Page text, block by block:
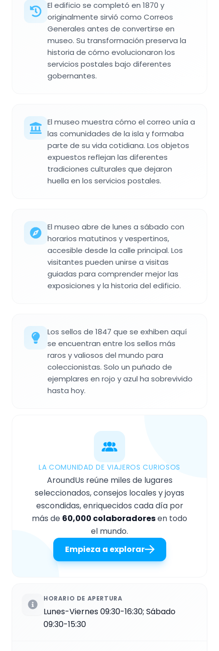
El edificio se completó en 1870 y
originalmente sirvió como Correos
Generales antes de convertirse en
museo. Su transformación preserva la
historia de cómo evolucionaron los
servicios postales bajo diferentes
gobernantes.
El museo muestra cómo el correo unía a
las comunidades de la isla y formaba
parte de su vida cotidiana. Los objetos
expuestos reflejan las diferentes
tradiciones culturales que dejaron
huella en los servicios postales.
El museo abre de lunes a sábado con
horarios matutinos y vespertinos,
accesible desde la calle principal. Los
visitantes pueden unirse a visitas
guiadas para comprender mejor las
exposiciones y la historia del edificio.
Los sellos de 1847 que se exhiben aquí
se encuentran entre los sellos más
raros y valiosos del mundo para
coleccionistas. Solo un puñado de
ejemplares en rojo y azul ha sobrevivido
hasta hoy.
LA COMUNIDAD DE VIAJEROS CURIOSOS
AroundUs reúne miles de lugares
seleccionados, consejos locales y joyas
escondidas, enriquecidos cada día por
más de 60,000 colaboradoresen todo
el mundo.
Empieza a explorar
HORARIO DE APERTURA
Lunes-Viernes 09:30-16:30; Sábado
09:30-15:30